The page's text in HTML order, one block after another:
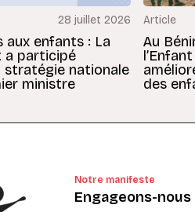
28 juillet 2026
aux enfants : La
a participé
stratégie nationale
ministre
Article
Au
des
Notre manifeste
Engageons-nous